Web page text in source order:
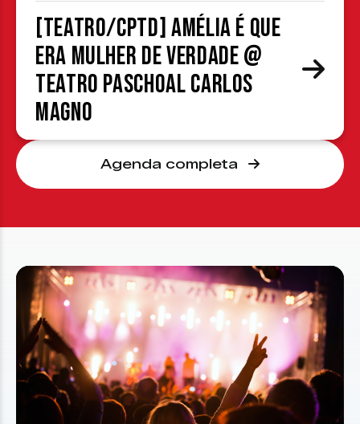
[TEATRO/CPTD] Amélia é que
era mulher de verdade @
Teatro Paschoal Carlos
Magno
Agenda completa